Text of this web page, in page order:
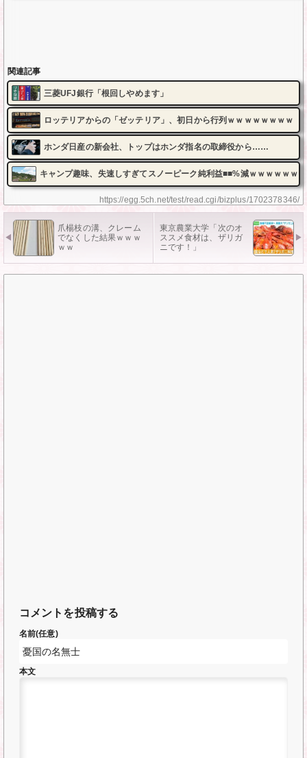
https://egg.5ch.net/test/read.cgi/bizplus/1702378346/
関連記事
三菱UFJ銀行「根回しやめます」
ロッテリアからの「ゼッテリア」、初日から行列ｗｗｗｗｗｗｗｗ
ホンダ日産の新会社、トップはホンダ指名の取締役から……
キャンプ趣味、失速しすぎてスノーピーク純利益■■%減ｗｗｗｗｗｗ
爪楊枝の溝、クレーム
でなくした結果ｗｗｗ
ｗｗ
東京農業大学「次のオ
ススメ食材は、ザリガ
ニです！」
コメントを投稿する
名前(任意)
本文